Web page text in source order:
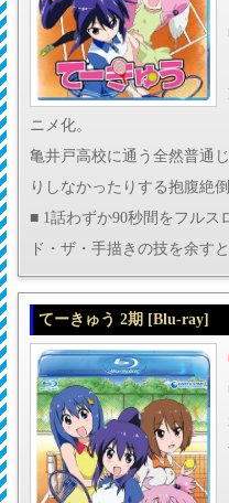
ニメ化。
亀井戸高校に通う全然普通
りしなかったりする抱腹絶倒
■ 1話わずか90秒間をフルス
ド・ザ・手描きの技を余す
てーきゅう 2期 [Blu-ray]